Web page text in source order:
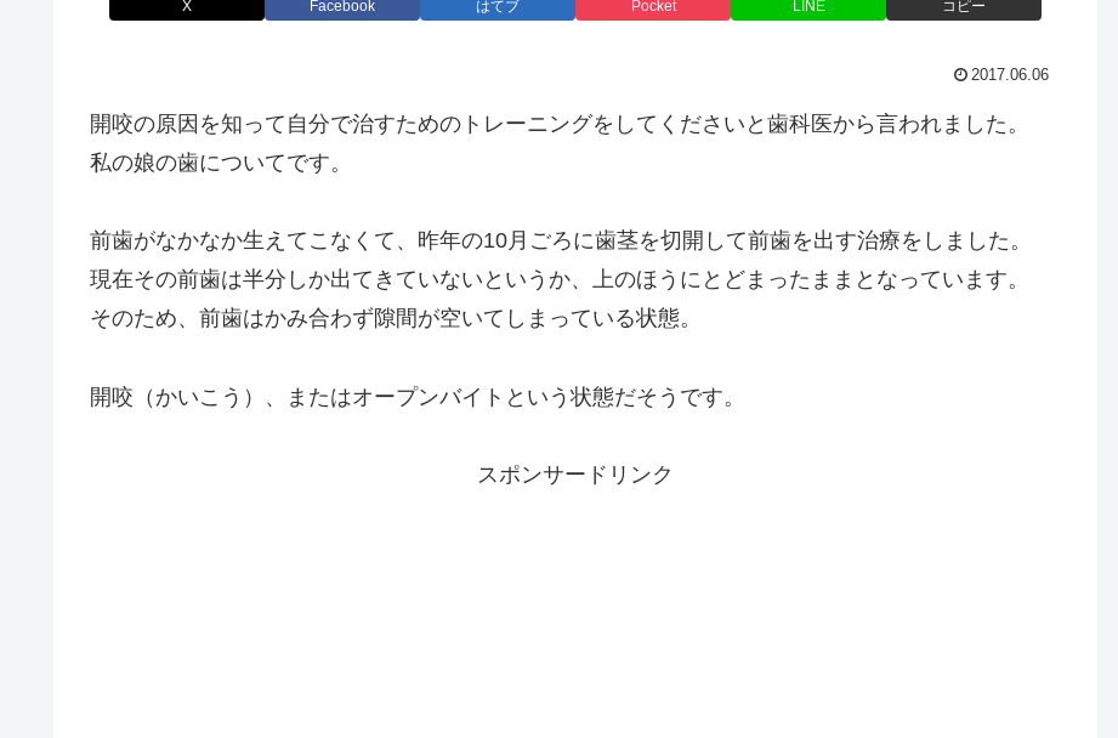
X Facebook はてブ Pocket LINE コピー
2017.06.06
開咬の原因を知って自分で治すためのトレーニングをしてくださいと歯科医から言われました。
私の娘の歯についてです。
前歯がなかなか生えてこなくて、昨年の10月ごろに歯茎を切開して前歯を出す治療をしました。
現在その前歯は半分しか出てきていないというか、上のほうにとどまったままとなっています。
そのため、前歯はかみ合わず隙間が空いてしまっている状態。
開咬（かいこう）、またはオープンバイトという状態だそうです。
スポンサードリンク